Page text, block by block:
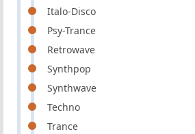
Italo-Disco
Psy-Trance
Retrowave
Synthpop
Synthwave
Techno
Trance